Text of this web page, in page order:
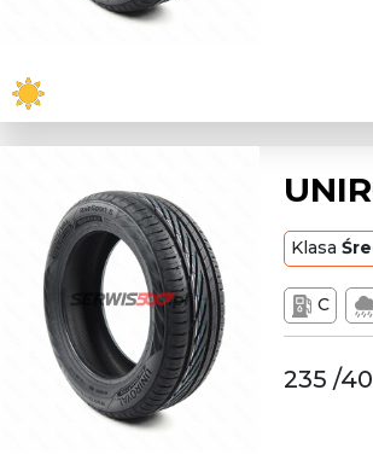
Klasa
C
235 /